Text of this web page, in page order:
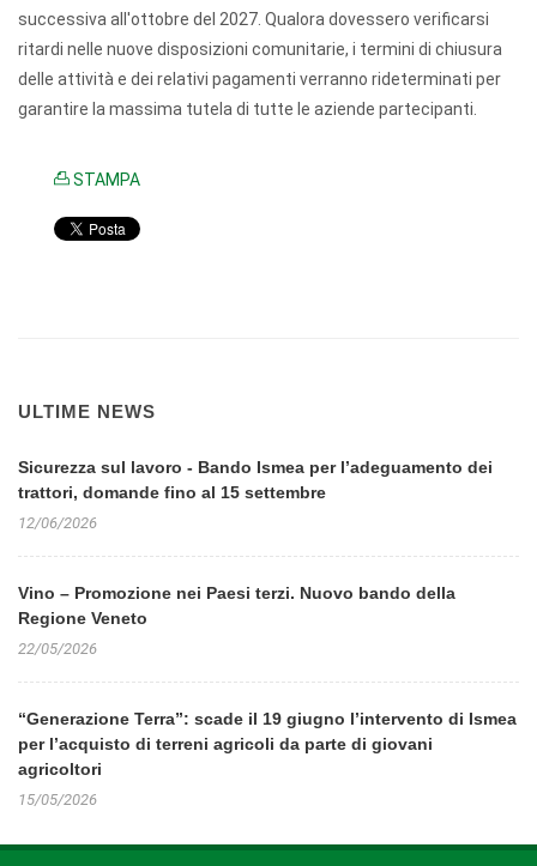
successiva all'ottobre del 2027. Qualora dovessero verificarsi
ritardi nelle nuove disposizioni comunitarie, i termini di chiusura
delle attività e dei relativi pagamenti verranno rideterminati per
garantire la massima tutela di tutte le aziende partecipanti.
STAMPA
ULTIME NEWS
Sicurezza sul lavoro - Bando Ismea per l’adeguamento dei
trattori, domande fino al 15 settembre
12/06/2026
Vino – Promozione nei Paesi terzi. Nuovo bando della
Regione Veneto
22/05/2026
“Generazione Terra”: scade il 19 giugno l’intervento di Ismea
per l’acquisto di terreni agricoli da parte di giovani
agricoltori
15/05/2026